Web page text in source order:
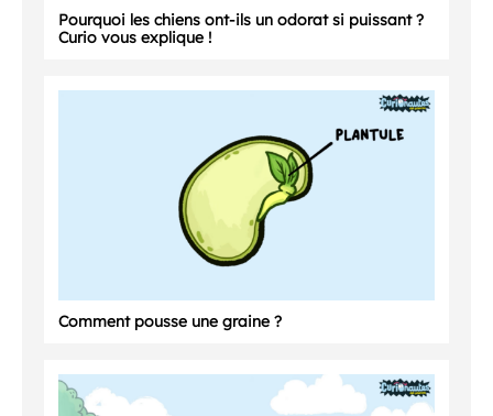
Pourquoi les chiens ont-ils un odorat si puissant ?
Curio vous explique !
Comment pousse une graine ?